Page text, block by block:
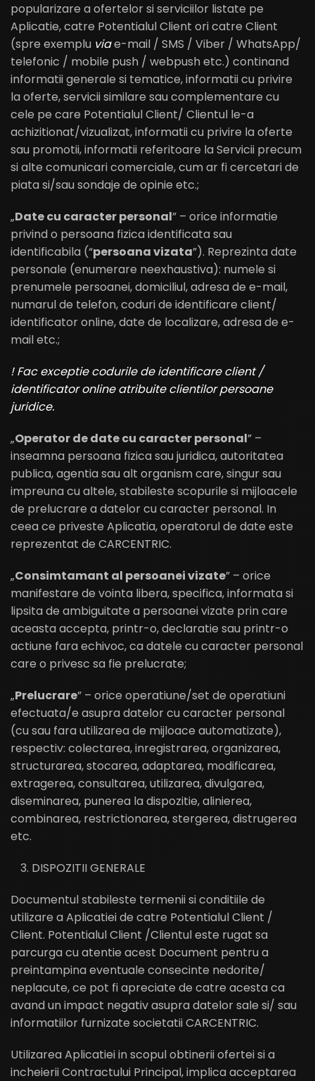
popularizare a ofertelor si serviciilor listate pe
Aplicatie, catre Potentialul Client ori catre Client
(spre exemplu viae-mail / SMS / Viber / WhatsApp/
telefonic / mobile push / webpush etc.) continand
informatii generale si tematice, informatii cu privire
la oferte, servicii similare sau complementare cu
cele pe care Potentialul Client/ Clientul le-a
achizitionat/vizualizat, informatii cu privire la oferte
sau promotii, informatii referitoare la Servicii precum
si alte comunicari comerciale, cum ar fi cercetari de
piata si/sau sondaje de opinie etc.;
„Date cu caracter personal” – orice informatie
privind o persoana fizica identificata sau
identificabila (“persoana vizata”). Reprezinta date
personale (enumerare neexhaustiva): numele si
prenumele persoanei, domiciliul, adresa de e-mail,
numarul de telefon, coduri de identificare client/
identificator online, date de localizare, adresa de e-
mail etc.;
! Fac exceptie codurile de identificare client /
identificator online atribuite clientilor persoane
juridice.
„Operator de date cu caracter personal” –
inseamna persoana fizica sau juridica, autoritatea
publica, agentia sau alt organism care, singur sau
impreuna cu altele, stabileste scopurile si mijloacele
de prelucrare a datelor cu caracter personal. In
ceea ce priveste Aplicatia, operatorul de date este
reprezentat de CARCENTRIC.
„Consimtamant al persoanei vizate” – orice
manifestare de vointa libera, specifica, informata si
lipsita de ambiguitate a persoanei vizate prin care
aceasta accepta, printr-o, declaratie sau printr-o
actiune fara echivoc, ca datele cu caracter personal
care o privesc sa fie prelucrate;
„Prelucrare” – orice operatiune/set de operatiuni
efectuata/e asupra datelor cu caracter personal
(cu sau fara utilizarea de mijloace automatizate),
respectiv: colectarea, inregistrarea, organizarea,
structurarea, stocarea, adaptarea, modificarea,
extragerea, consultarea, utilizarea, divulgarea,
diseminarea, punerea la dispozitie, alinierea,
combinarea, restrictionarea, stergerea, distrugerea
etc.
DISPOZITII GENERALE
Documentul stabileste termenii si conditiile de
utilizare a Aplicatiei de catre Potentialul Client /
Client. Potentialul Client /Clientul este rugat sa
parcurga cu atentie acest Document pentru a
preintampina eventuale consecinte nedorite/
neplacute, ce pot fi apreciate de catre acesta ca
avand un impact negativ asupra datelor sale si/ sau
informatiilor furnizate societatii CARCENTRIC.
Utilizarea Aplicatiei in scopul obtinerii ofertei si a
incheierii Contractului Principal, implica acceptarea